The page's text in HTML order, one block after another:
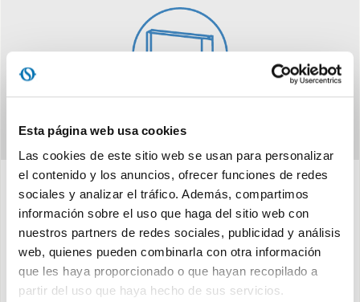
Esta página web usa cookies
Las cookies de este sitio web se usan para personalizar
el contenido y los anuncios, ofrecer funciones de redes
sociales y analizar el tráfico. Además, compartimos
información sobre el uso que haga del sitio web con
nuestros partners de redes sociales, publicidad y análisis
web, quienes pueden combinarla con otra información
que les haya proporcionado o que hayan recopilado a
partir del uso que haya hecho de sus servicios.
Características
Compacto: en tan sólo 12,9 cm de espesor